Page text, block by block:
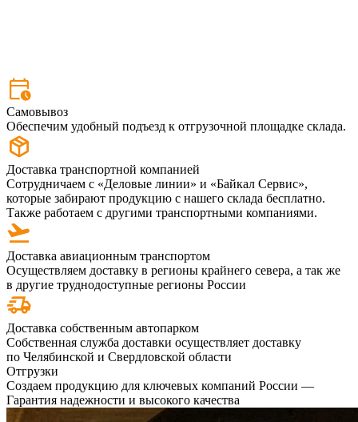
Самовывоз
Обеспечим удобный подъезд к отгрузочной площадке склада.
Доставка транспортной компанией
Сотрудничаем с «Деловые линии» и «Байкал Сервис»,
которые забирают продукцию с нашего склада бесплатно.
Также работаем с другими транспортными компаниями.
Доставка авиационным транспортом
Осуществляем доставку в регионы крайнего севера, а так же
в другие труднодоступные регионы России
Доставка собственным автопарком
Собственная служба доставки осуществляет доставку
по Челябинской и Свердловской области
Отгрузки
Создаем продукцию для ключевых компаний России —
Гарантия надежности и высокого качества